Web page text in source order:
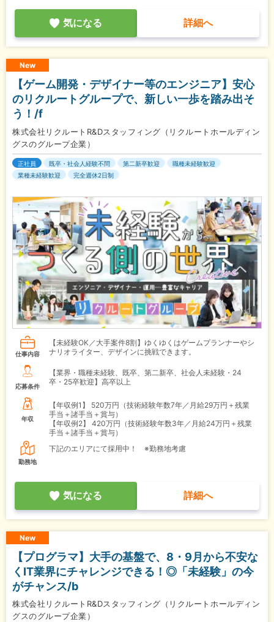
気になる 詳細へ
New
【ゲーム開発・デザイナー等のエンジニア】安心
のリクルートグループで、新しい一歩を踏み出そ
う！/f
株式会社リクルートR&Dスタッフィング（リクルートホールディン
グスのグループ企業）
正社員 既卒・社会人経験不問 第二新卒歓迎
職種未経験歓迎
業種未経験歓迎
完全週休2日制
仕事内容
【未経験OK／大手案件8割】ゆくゆくはゲームプランナーやシ
ナリオライター、デザインに挑戦できます。
応募条件
【業界・職種未経験、既卒、第二新卒、社会人未経験・24
卒・25卒歓迎】高卒以上
年収
【年収例1】
520万円（技術経験年数7年／月給29万円＋残業
手当＋諸手当＋賞与）
【年収例2】
420万円（技術経験年数3年／月給24万円＋残業
手当＋諸手当＋賞与）
勤務地
下記のエリアにて採用中！ ※勤務地考慮
気になる 詳細へ
New
【プログラマ】大手の基盤で、8・9月から不安な
くIT業界にチャレンジできる！◎「未経験」の今
がチャンス/b
株式会社リクルートR&Dスタッフィング（リクルートホールディン
グスのグループ企業）